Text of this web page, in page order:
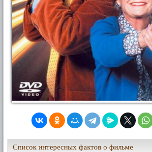
Список интересных фактов о фильме